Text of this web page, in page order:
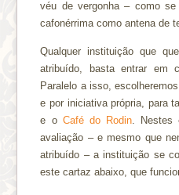
véu de vergonha – como
cafonérrima como antena de
Qualquer instituição que
atribuído, basta entrar em
Paralelo a isso,
e por iniciativa própria, para
e o Café do Rodin. Nestes
avaliação – e mesmo que
atribuído – a instituição se
este cartaz abaixo, que